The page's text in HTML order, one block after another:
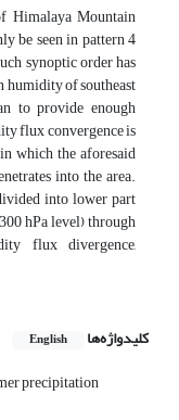
Himalaya Mountain
be seen in pattern 4
synoptic order has
of southeast
to provide enough
flux convergence is
which the aforesaid
into the area.
into lower part
hPa level) through
flux divergence,
کلیدواژه‌ها English
precipitation